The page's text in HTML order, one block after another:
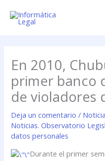
contenido
En 2010,
primer banco
de violadores
Deja un comentario /
Noticias. Observatorio
datos personales
Durante el primer